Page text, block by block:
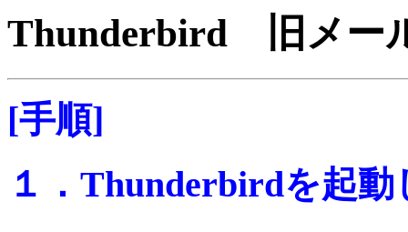
Thunderbird 旧メー
[手順]
１．Thunderbirdを起動